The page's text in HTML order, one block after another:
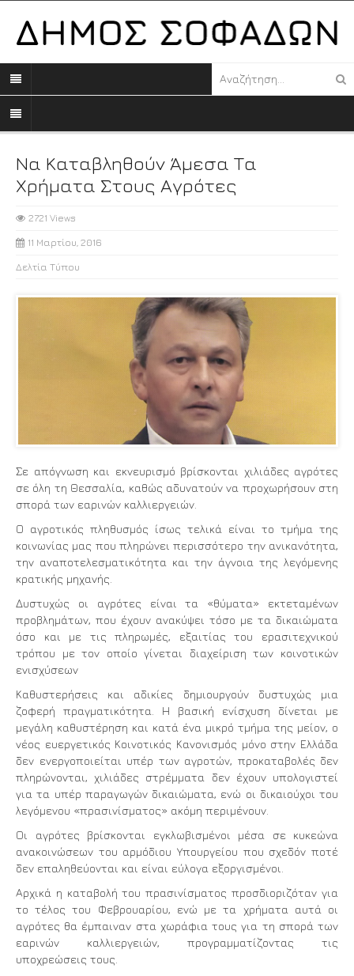
Να Καταβληθούν Άμεσα Τα
Χρήματα Στους Αγρότες
2721 Views
11 Μαρτίου, 2016
Δελτία Τύπου
Σε απόγνωση και εκνευρισμό βρίσκονται χιλιάδες αγρότες
σε όλη τη Θεσσαλία, καθώς αδυνατούν να προχωρήσουν στη
σπορά των εαρινών καλλιεργειών.
Ο αγροτικός πληθυσμός ίσως τελικά είναι το τμήμα της
κοινωνίας μας που πληρώνει περισσότερο την ανικανότητα,
την αναποτελεσματικότητα και την άγνοια της λεγόμενης
κρατικής μηχανής.
Δυστυχώς οι αγρότες είναι τα «θύματα» εκτεταμένων
προβλημάτων, που έχουν ανακύψει τόσο με τα δικαιώματα
όσο και με τις πληρωμές, εξαιτίας του ερασιτεχνικού
τρόπου με τον οποίο γίνεται διαχείριση των κοινοτικών
ενισχύσεων
Καθυστερήσεις και αδικίες δημιουργούν δυστυχώς μια
ζοφερή πραγματικότητα. Η βασική ενίσχυση δίνεται με
μεγάλη καθυστέρηση και κατά ένα μικρό τμήμα της μείον, ο
νέος ευεργετικός Κοινοτικός Κανονισμός μόνο στην Ελλάδα
δεν ενεργοποιείται υπέρ των αγροτών, προκαταβολές δεν
πληρώνονται, χιλιάδες στρέμματα δεν έχουν υπολογιστεί
για τα υπέρ παραγωγών δικαιώματα, ενώ οι δικαιούχοι του
λεγόμενου «πρασινίσματος» ακόμη περιμένουν.
Οι αγρότες βρίσκονται εγκλωβισμένοι μέσα σε κυκεώνα
ανακοινώσεων του αρμόδιου Υπουργείου που σχεδόν ποτέ
δεν επαληθεύονται και είναι εύλογα εξοργισμένοι.
Αρχικά η καταβολή του πρασινίσματος προσδιοριζόταν για
το τέλος του Φεβρουαρίου, ενώ με τα χρήματα αυτά οι
αγρότες θα έμπαιναν στα χωράφια τους για τη σπορά των
εαρινών καλλιεργειών, προγραμματίζοντας τις
υποχρεώσεις τους.